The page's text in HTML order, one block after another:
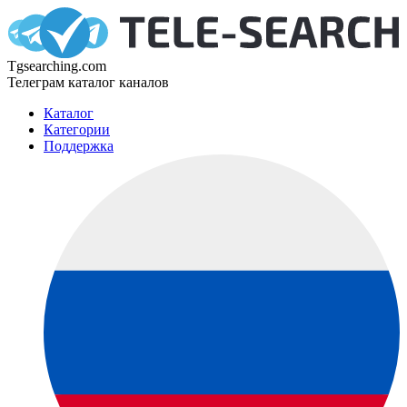
Tgsearching.com
Телеграм каталог каналов
Каталог
Категории
Поддержка